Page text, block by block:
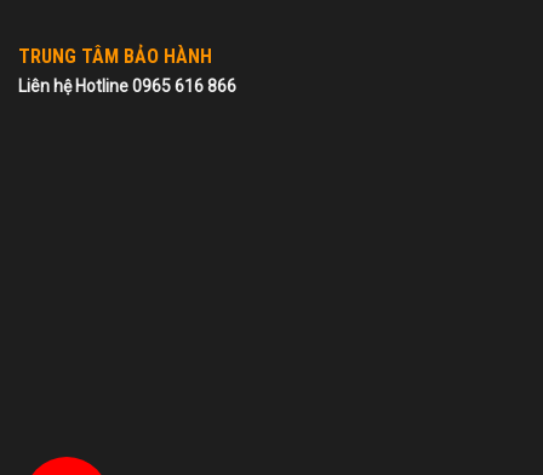
TRUNG TÂM BẢO HÀNH
Liên hệ Hotline 0965 616 866